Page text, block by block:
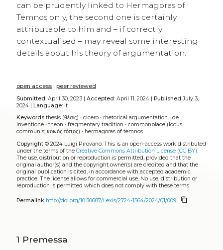
can be prudently linked to Hermagoras of
Temnos only, the second one is certainly
attributable to him and – if correctly
contextualised – may reveal some interesting
details about his theory of argumentation.
open access| peer reviewed
Submitted:April 30, 2023 | Accepted:April 11, 2024 | Published July 3,
2024 | Language:it
Keywords thesis (θέσις) • cicero• rhetorical argumentation • de
inventione• theon • fragmentary tradition • commonplace (locus
communis; κοινὸς τόπος) • hermagoras of temnos
Copyright© 2024 Luigi Pirovano. This is an open-access work distributed
under the terms of the Creative Commons Attribution License (CC BY).
The use, distribution or reproduction is permitted, provided that the
original author(s) and the copyright owner(s) are credited and that the
original publication is cited, in accordance with accepted academic
practice. The license allows for commercial use. No use, distribution or
reproduction is permitted which does not comply with these terms.
Permalink http://doi.org/10.30687/Lexis/2724-1564/2024/01/009 content_copy
1 Premessa